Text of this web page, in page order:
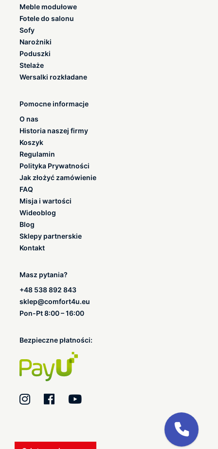
Meble modułowe
Fotele do salonu
Sofy
Narożniki
Poduszki
Stelaże
Wersalki rozkładane
Pomocne informacje
O nas
Historia naszej firmy
Koszyk
Regulamin
Polityka Prywatności
Jak złożyć zamówienie
FAQ
Misja i wartości
Wideoblog
Blog
Sklepy partnerskie
Kontakt
Masz pytania?
+48 538 892 843
sklep@comfort4u.eu
Pon-Pt 8:00 – 16:00
Bezpieczne płatności: